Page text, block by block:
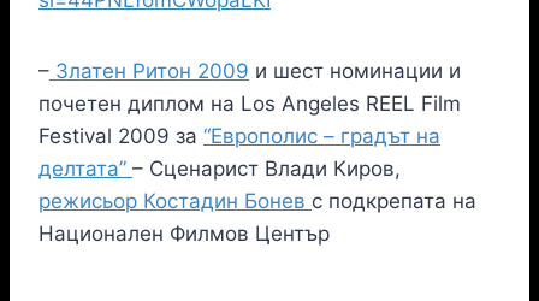
– Златен Ритон 2009 и шест номинации и
почетен диплом на Los Angeles REEL Film
Festival 2009 за “Европолис – градът на
делтата” – Сценарист Влади Киров,
режисьор Костадин Бонев с подкрепата на
Национален Филмов Център